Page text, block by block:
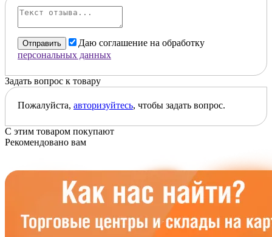
Отправить
Даю соглашение на обработку
персональных данных
Задать вопрос к товару
Пожалуйста, авторизуйтесь, чтобы задать вопрос.
С этим товаром покупают
Рекомендовано вам